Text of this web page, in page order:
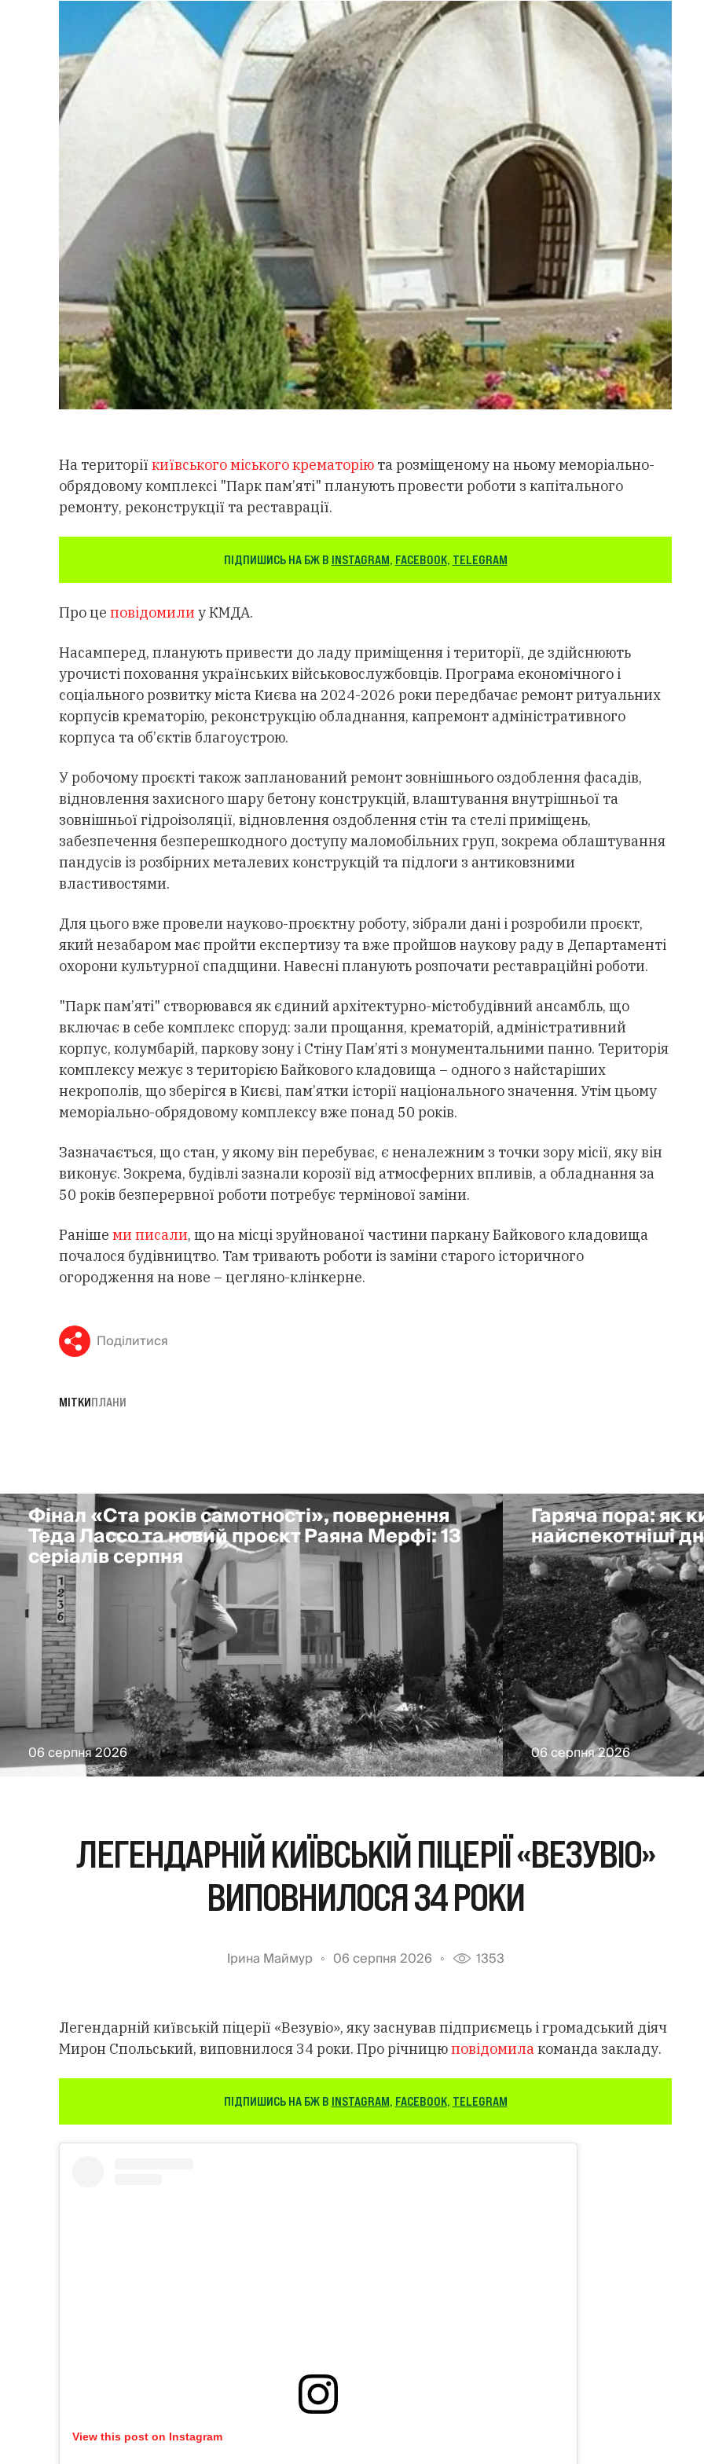
На території київського міського крематорію та розміщеному на ньому меморіально-
обрядовому комплексі "Парк пам’яті" планують провести роботи з капітального
ремонту, реконструкції та реставрації.
ПІДПИШИСЬ НА БЖ В INSTAGRAM, FACEBOOK, TELEGRAM
Про це повідомили у КМДА.
Насамперед, планують привести до ладу приміщення і території, де здійснюють
урочисті поховання українських військовослужбовців. Програма економічного і
соціального розвитку міста Києва на 2024-2026 роки передбачає ремонт ритуальних
корпусів крематорію, реконструкцію обладнання, капремонт адміністративного
корпуса та об’єктів благоустрою.
У робочому проєкті також запланований ремонт зовнішнього оздоблення фасадів,
відновлення захисного шару бетону конструкцій, влаштування внутрішньої та
зовнішньої гідроізоляції, відновлення оздоблення стін та стелі приміщень,
забезпечення безперешкодного доступу маломобільних груп, зокрема облаштування
пандусів із розбірних металевих конструкцій та підлоги з антиковзними
властивостями.
Для цього вже провели науково-проєктну роботу, зібрали дані і розробили проєкт,
який незабаром має пройти експертизу та вже пройшов наукову раду в Департаменті
охорони культурної спадщини. Навесні планують розпочати реставраційні роботи.
"Парк пам’яті" створювався як єдиний архітектурно-містобудівний ансамбль, що
включає в себе комплекс споруд: зали прощання, крематорій, адміністративний
корпус, колумбарій, паркову зону і Стіну Пам’яті з монументальними панно. Територія
комплексу межує з територією Байкового кладовища – одного з найстаріших
некрополів, що зберігся в Києві, пам’ятки історії національного значення. Утім цьому
меморіально-обрядовому комплексу вже понад 50 років.
Зазначається, що стан, у якому він перебуває, є неналежним з точки зору місії, яку він
виконує. Зокрема, будівлі зазнали корозії від атмосферних впливів, а обладнання за
50 років безперервної роботи потребує термінової заміни.
Раніше ми писали, що на місці зруйнованої частини паркану Байкового кладовища
почалося будівництво. Там тривають роботи із заміни старого історичного
огородження на нове – цегляно-клінкерне.
Поділитися
МІТКИПЛАНИ
Фінал «Ста років самотності», повернення
Теда Лассо та новий проєкт Раяна Мерфі: 13
серіалів серпня
06 серпня 2026
Гаряча пора: як
найспекотніші
06 серпня 2026
ЛЕГЕНДАРНІЙ КИЇВСЬКІЙ ПІЦЕРІЇ «ВЕЗУВІО»
ВИПОВНИЛОСЯ 34 РОКИ
Ірина Маймур 06 серпня 2026 1353
Легендарній київській піцерії «Везувіо», яку заснував підприємець і громадський діяч
Мирон Спольський, виповнилося 34 роки. Про річницюповідомилакоманда закладу.
ПІДПИШИСЬ НА БЖ В INSTAGRAM, FACEBOOK, TELEGRAM
View this post on Instagram